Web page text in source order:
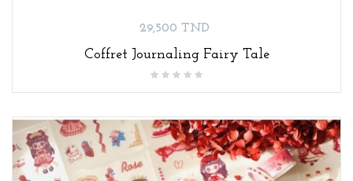
Prix
29,500 TND
Coffret Journaling Fairy Tale